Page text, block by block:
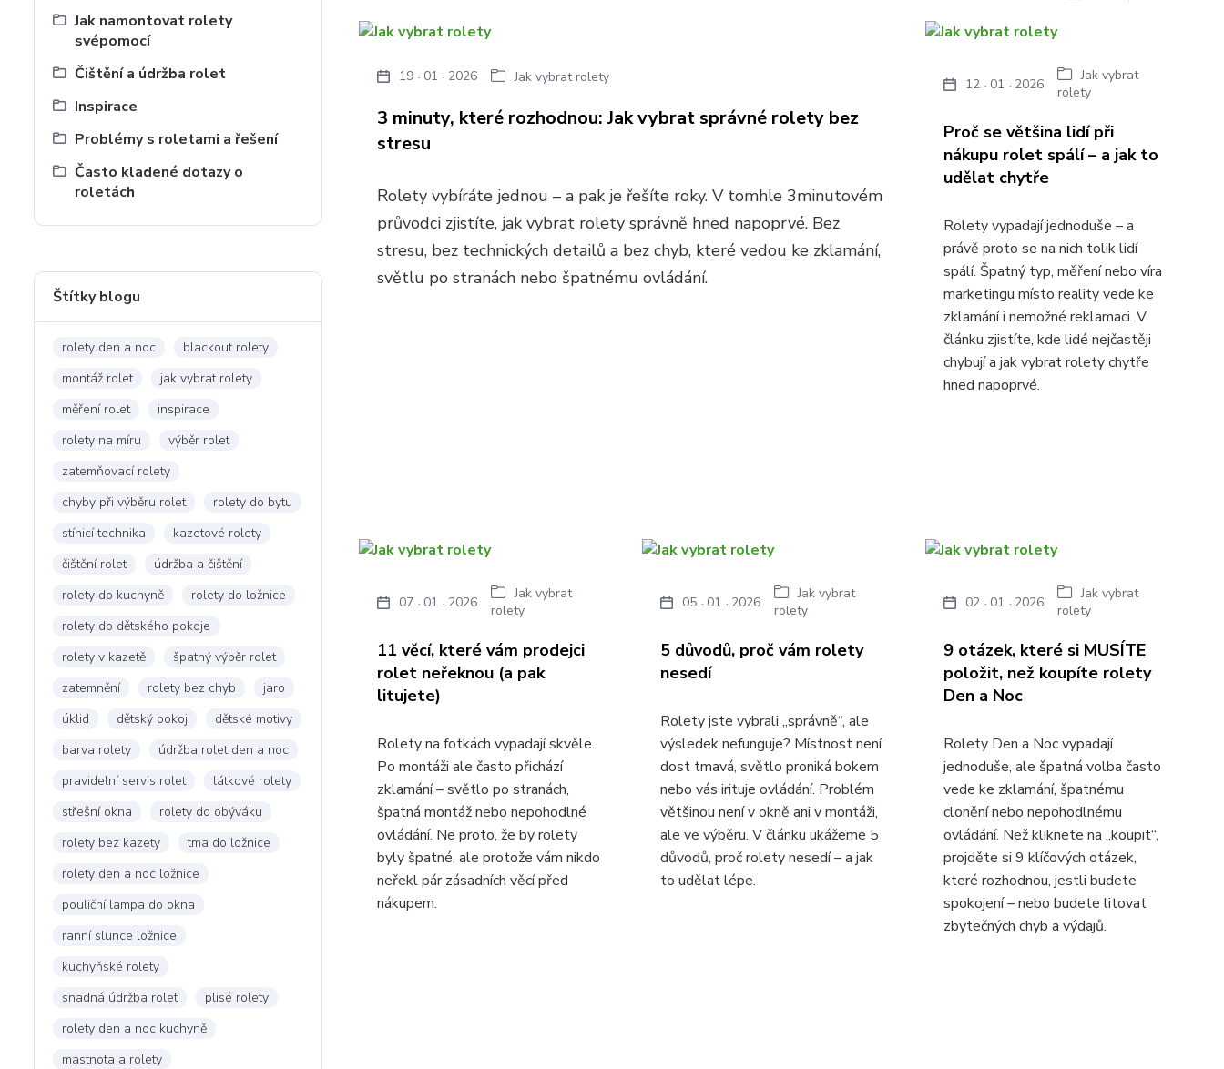
Jak namontovat rolety
svépomocí
Čištění a údržba rolet
Inspirace
Problémy s roletami a řešení
Často kladené dotazy o
roletách
Štítky blogu
rolety den a noc
blackout rolety
montáž rolet
jak vybrat rolety
měření rolet
inspirace
rolety na míru
výběr rolet
zatemňovací rolety
chyby při výběru rolet
rolety do bytu
stínicí technika
kazetové rolety
čištění rolet
údržba a čištění
rolety do kuchyně
rolety do ložnice
rolety do dětského pokoje
rolety v kazetě
špatný výběr rolet
zatemnění
rolety bez chyb
jaro
úklid
dětský pokoj
dětské motivy
barva rolety
údržba rolet den a noc
pravidelní servis rolet
látkové rolety
střešní okna
rolety do obýváku
rolety bez kazety
tma do ložnice
rolety den a noc ložnice
pouliční lampa do okna
ranní slunce ložnice
kuchyňské rolety
snadná údržba rolet
plisé rolety
rolety den a noc kuchyně
mastnota a rolety
3 minuty, které rozhodnou: Jak vybrat správné rolety bez
stresu
19 01 2026 Jak vybrat rolety
Rolety vybíráte jednou – a pak je řešíte roky. V tomhle 3minutovém
průvodci zjistíte, jak vybrat rolety správně hned napoprvé. Bez
stresu, bez technických detailů a bez chyb, které vedou ke zklamání,
světlu po stranách nebo špatnému ovládání.
Proč se většina lidí při
nákupu rolet spálí – a jak to
udělat chytře
12 01 2026
Jak vybrat
rolety
Rolety vypadají jednoduše – a
právě proto se na nich tolik lidí
spálí. Špatný typ, měření nebo víra
marketingu místo reality vede ke
zklamání i nemožné reklamaci. V
článku zjistíte, kde lidé nejčastěji
chybují a jak vybrat rolety chytře
hned napoprvé.
11 věcí, které vám prodejci
rolet neřeknou (a pak
litujete)
07 01 2026
Jak vybrat
rolety
Rolety na fotkách vypadají skvěle.
Po montáži ale často přichází
zklamání – světlo po stranách,
špatná montáž nebo nepohodlné
ovládání. Ne proto, že by rolety
byly špatné, ale protože vám nikdo
neřekl pár zásadních věcí před
nákupem.
5 důvodů, proč vám rolety
nesedí
05 01 2026
Jak vybrat
rolety
Rolety jste vybrali „správně“, ale
výsledek nefunguje? Místnost není
dost tmavá, světlo proniká bokem
nebo vás irituje ovládání. Problém
většinou není v okně ani v montáži,
ale ve výběru. V článku ukážeme 5
důvodů, proč rolety nesedí – a jak
to udělat lépe.
9 otázek, které si MUSÍTE
položit, než koupíte rolety
Den a Noc
02 01 2026
Jak vybrat
rolety
Rolety Den a Noc vypadají
jednoduše, ale špatná volba často
vede ke zklamání, špatnému
clonění nebo nepohodlnému
ovládání. Než kliknete na „koupit“,
projděte si 9 klíčových otázek,
které rozhodnou, jestli budete
spokojení – nebo budete litovat
zbytečných chyb a výdajů.